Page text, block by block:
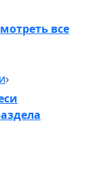
все